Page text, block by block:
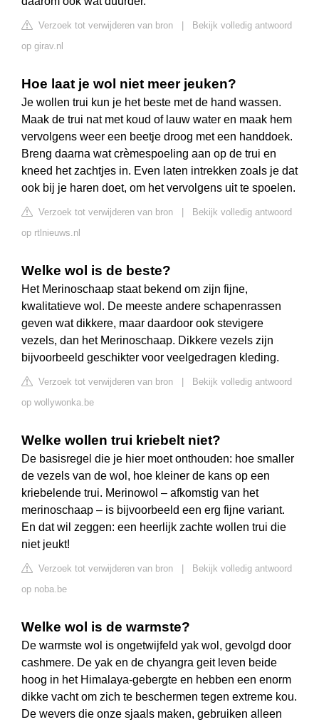
Verzoek tot verwijderen van bron
Bekijk volledig antwoord
op girav.nl
Hoe laat je wol niet meer jeuken?
Je wollen trui kun je het beste met de hand wassen.
Maak de trui nat met koud of lauw water en maak hem
vervolgens weer een beetje droog met een handdoek.
Breng daarna wat crèmespoeling aan op de trui en
kneed het zachtjes in. Even laten intrekken zoals je dat
ook bij je haren doet, om het vervolgens uit te spoelen.
Verzoek tot verwijderen van bron
Bekijk volledig antwoord
op rtlnieuws.nl
Welke wol is de beste?
Het Merinoschaap staat bekend om zijn fijne,
kwalitatieve wol. De meeste andere schapenrassen
geven wat dikkere, maar daardoor ook stevigere
vezels, dan het Merinoschaap. Dikkere vezels zijn
bijvoorbeeld geschikter voor veelgedragen kleding.
Verzoek tot verwijderen van bron
Bekijk volledig antwoord
op wollywonka.be
Welke wollen trui kriebelt niet?
De basisregel die je hier moet onthouden: hoe smaller
de vezels van de wol, hoe kleiner de kans op een
kriebelende trui. Merinowol – afkomstig van het
merinoschaap – is bijvoorbeeld een erg fijne variant.
En dat wil zeggen: een heerlijk zachte wollen trui die
niet jeukt!
Verzoek tot verwijderen van bron
Bekijk volledig antwoord
op noba.be
Welke wol is de warmste?
De warmste wol is ongetwijfeld yak wol, gevolgd door
cashmere. De yak en de chyangra geit leven beide
hoog in het Himalaya-gebergte en hebben een enorm
dikke vacht om zich te beschermen tegen extreme kou.
De wevers die onze sjaals maken, gebruiken alleen